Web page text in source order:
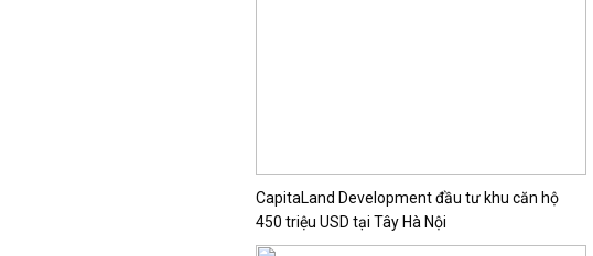
CapitaLand Development đầu tư khu căn hộ
450 triệu USD tại Tây Hà Nội